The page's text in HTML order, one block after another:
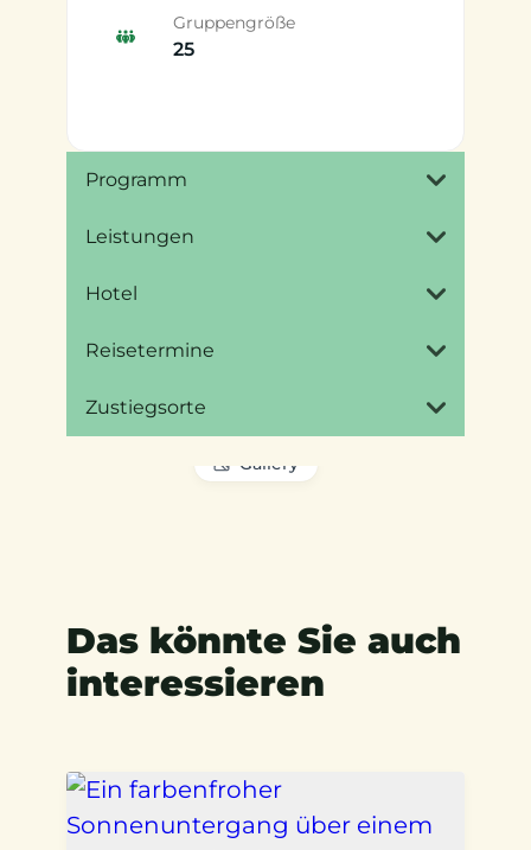
Programm
Leistungen
Hotel
Reisetermine
Zustiegsorte
Gruppengröße
25
Gallery
Das könnte Sie auch
interessieren